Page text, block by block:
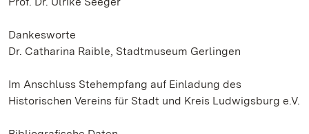
Dankesworte
Dr. Catharina Raible, Stadtmuseum Gerlingen
Im Anschluss Stehempfang auf Einladung des
Historischen Vereins für Stadt und Kreis Ludwigsburg e.V.